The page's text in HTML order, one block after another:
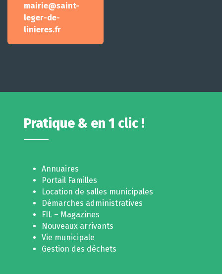
mairie@saint-
leger-de-
linieres.fr
Pratique & en 1 clic !
Annuaires
Portail Familles
Location de salles municipales
Démarches administratives
FIL – Magazines
Nouveaux arrivants
Vie municipale
Gestion des déchets